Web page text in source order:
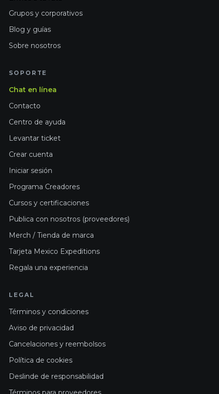
Grupos y corporativos
Blog y guías
Sobre nosotros
SOPORTE
Chat en línea
Contacto
Centro de ayuda
Levantar ticket
Crear cuenta
Iniciar sesión
Programa Creadores
Cursos y certificaciones
Publica con nosotros (proveedores)
Merch / Tienda de marca
Tarjeta Mexico Expeditions
Regala una experiencia
LEGAL
Términos y condiciones
Aviso de privacidad
Cancelaciones y reembolsos
Política de cookies
Deslinde de responsabilidad